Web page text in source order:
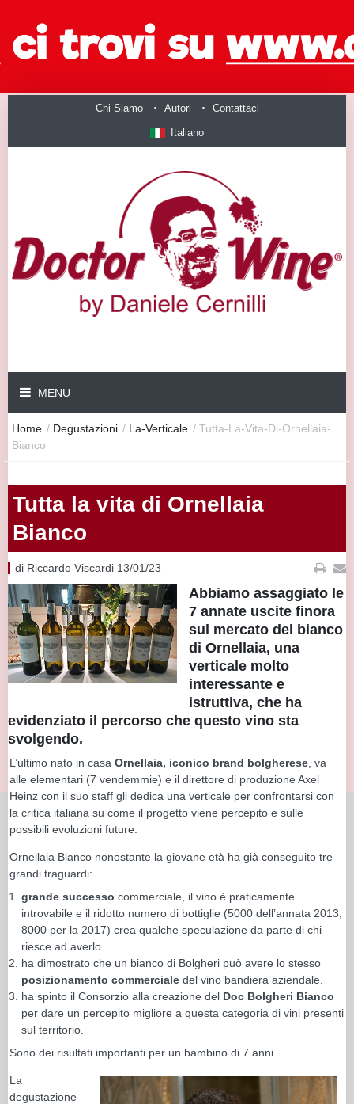
Chi Siamo Autori Contattaci
Italiano
MENU
Home / Degustazioni / La-Verticale / Tutta-La-Vita-Di-Ornellaia-
Bianco
Tutta la vita di Ornellaia
Bianco
di Riccardo Viscardi 13/01/23 |
Abbiamo assaggiato le
7 annate uscite finora
sul mercato del bianco
di Ornellaia, una
verticale molto
interessante e
istruttiva, che ha
evidenziato il percorso che questo vino sta
svolgendo.
L’ultimo nato in casa Ornellaia, iconico brand bolgherese , va
alle elementari (7 vendemmie) e il direttore di produzione Axel
Heinz con il suo staff gli dedica una verticale per confrontarsi con
la critica italiana su come il progetto viene percepito e sulle
possibili evoluzioni future.
Ornellaia Bianco nonostante la giovane età ha già conseguito tre
grandi traguardi:
grande successo commerciale, il vino è praticamente
introvabile e il ridotto numero di bottiglie (5000 dell’annata 2013,
8000 per la 2017) crea qualche speculazione da parte di chi
riesce ad averlo.
ha dimostrato che un bianco di Bolgheri può avere lo stesso
posizionamento commerciale del vino bandiera aziendale.
ha spinto il Consorzio alla creazione del Doc Bolgheri Bianco
per dare un percepito migliore a questa categoria di vini presenti
sul territorio.
Sono dei risultati importanti per un bambino di 7 anni.
La
degustazione